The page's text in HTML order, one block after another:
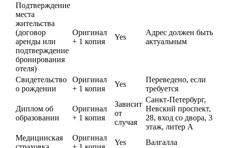
Подтверждение
места
жительства
(договор
аренды или
подтверждение
бронирования
отеля)
Оригинал
+ 1 копия
Yes
Адрес должен быть
актуальным
Свидетельство
о рождении
Оригинал
+ 1 копия
Yes
Переведено, если
требуется
Диплом об
образовании
Оригинал
+ 1 копия
Зависит
от
случая
Санкт-Петербург,
Невский проспект,
28, вход со двора, 3
этаж, литер А
Медицинская
Оригинал
Yes Валгалла